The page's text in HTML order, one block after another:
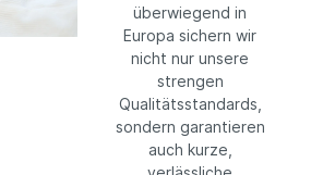
überwiegend in
Europa sichern wir
nicht nur unsere
strengen
Qualitätsstandards,
sondern garantieren
auch kurze,